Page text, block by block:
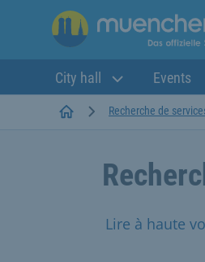
City hall Events
StartseiteRecherche de
Lire à haute